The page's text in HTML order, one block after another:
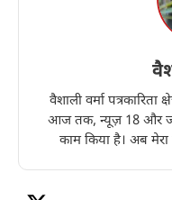
वैशाली वर्मा पत्रकारिता
आज तक, न्यूज़ 18 और
काम किया है। अब मेरा